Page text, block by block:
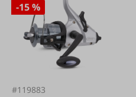
-15 %
#119883